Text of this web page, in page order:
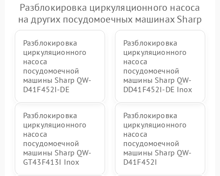
Разблокировка циркуляционного насоса
на других посудомоечных машинах Sharp
Разблокировка
циркуляционного
насоса
посудомоечной
машины Sharp QW-
D41F452I-DE
Разблокировка
циркуляционного
насоса
посудомоечной
машины Sharp QW-
DD41F452I-DE Inox
Разблокировка
циркуляционного
насоса
посудомоечной
машины Sharp QW-
GT43F413I Inox
Разблокировка
циркуляционного
насоса
посудомоечной
машины Sharp QW-
D41F452I